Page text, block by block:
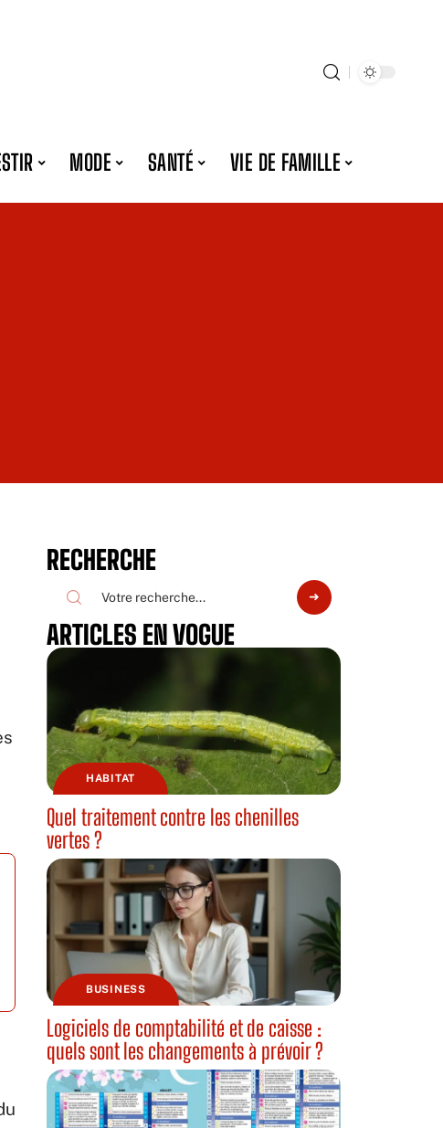
MODE SANTÉ VIE DE FAMILLE
RECHERCHE
ARTICLES EN VOGUE
HABITAT
Quel traitement contre les chenilles
vertes ?
BUSINESS
Logiciels de comptabilité et de caisse :
quels sont les changements à prévoir ?